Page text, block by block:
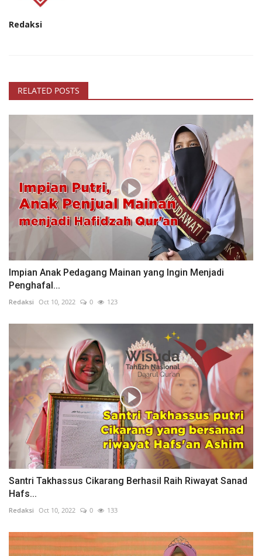
Redaksi
RELATED POSTS
Impian Anak Pedagang Mainan yang Ingin Menjadi
Penghafal...
Redaksi Oct 10, 2022 0 123
Santri Takhassus Cikarang Berhasil Raih Riwayat Sanad
Hafs...
Redaksi Oct 10, 2022 0 133